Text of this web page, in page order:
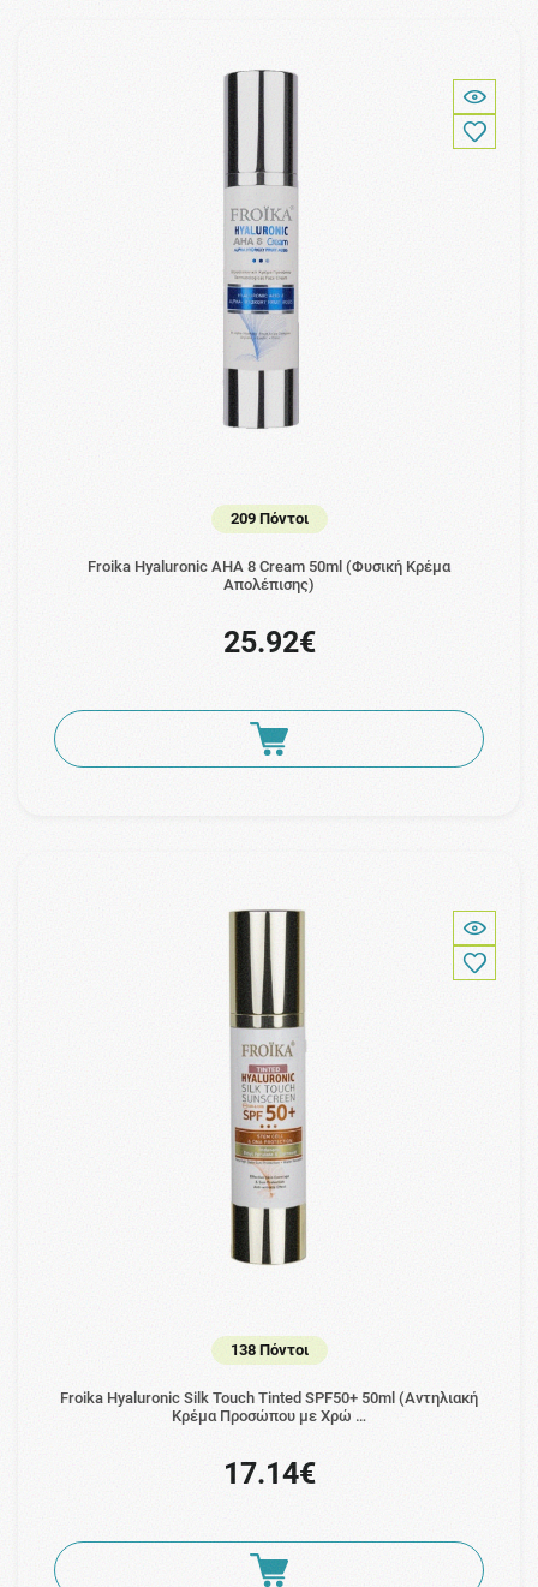
209 Πόντοι
Froika Hyaluronic AHA 8 Cream 50ml (Φυσική Κρέμα
Απολέπισης)
25.92€
138 Πόντοι
Froika Hyaluronic Silk Touch Tinted SPF50+ 50ml (Αντηλιακή
Κρέμα Προσώπου με Χρώ …
17.14€